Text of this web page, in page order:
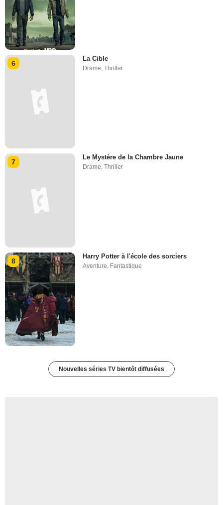
6
La Cible
Drame,Thriller
7
Le Mystère de la Chambre Jaune
Drame,Thriller
8
Harry Potter à l'école des sorciers
Aventure Fantastique
Nouvelles séries TV bientôt diffusées